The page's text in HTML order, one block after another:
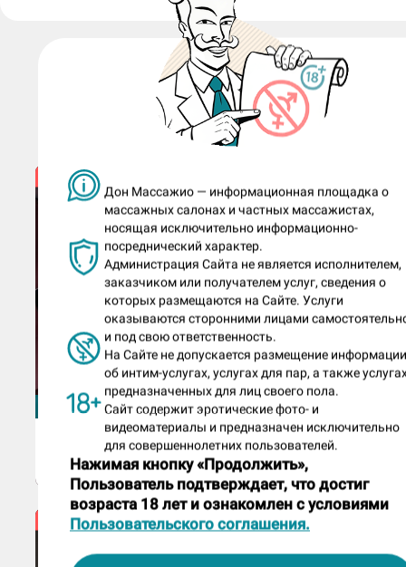
Дон Массажио — информационная площадка о
массажных салонах и частных массажистах,
носящая исключительно информационно-
посреднический характер.
Администрация Сайта не является исполнителем,
заказчиком или получателем услуг, сведения о
которых размещаются на Сайте. Услуги
оказываются сторонними лицами
и под свою ответственность.
На Сайте не допускается размещение информации
об интим-услугах, услугах для пар, а также
предназначенных для лиц своего пола.
Сайт содержит эротические фото- и
видеоматериалы и предназначен исключительно
для совершеннолетних пользователей.
Нажимая кнопку «Продолжить»,
Пользователь подтверждает, что достиг
возраста 18 лет и ознакомлен с условиями
Пользовательского соглашения.
Другие массажистки:
в смене
Моника, 18
Egoist
круглосуточно
Эмилия, 25
11